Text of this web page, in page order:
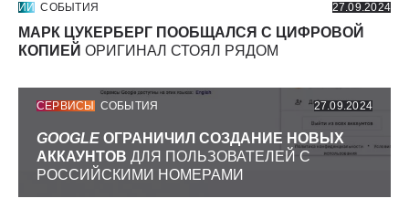
ИИ СОБЫТИЯ 27.09.2024
МАРК ЦУКЕРБЕРГ ПООБЩАЛСЯ С ЦИФРОВОЙ
КОПИЕЙ ОРИГИНАЛ СТОЯЛ РЯДОМ
СЕРВИСЫ СОБЫТИЯ 27.09.2024
GOOGLE ОГРАНИЧИЛ СОЗДАНИЕ НОВЫХ
АККАУНТОВ ДЛЯ ПОЛЬЗОВАТЕЛЕЙ С
РОССИЙСКИМИ НОМЕРАМИ